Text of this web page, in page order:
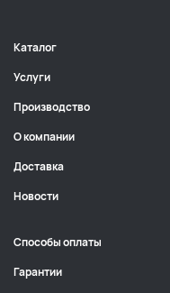
Каталог
Услуги
Производство
О компании
Доставка
Новости
Способы оплаты
Гарантии